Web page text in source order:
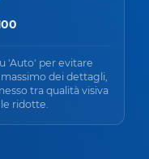
'Auto' per evitare
dei dettagli,
tra qualità visiva
ridotte.